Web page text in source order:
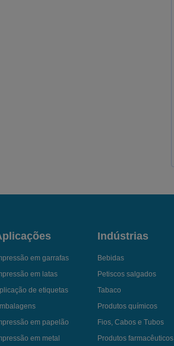
em garrafas
em latas
de etiquetas
em papelão
em metal
Indústrias
Bebidas
Petiscos salgados
Tabaco
Produtos químicos
Fios, Cabos e Tubos
Produtos farmacêuticos